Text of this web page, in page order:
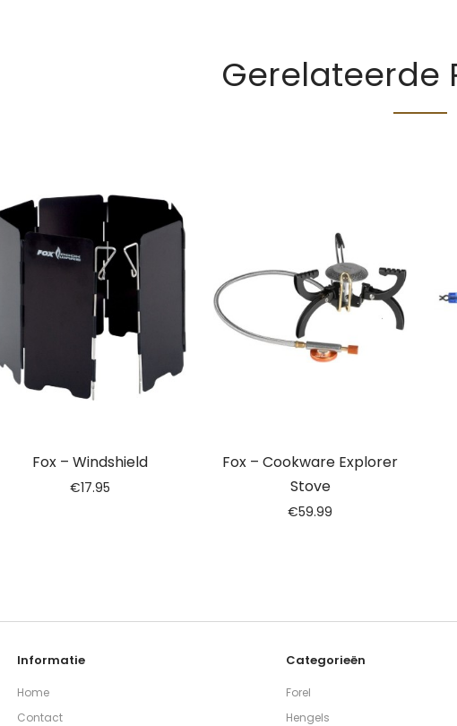
Gerelateerde
Fox – Windshield
€17.95
Fox – Cookware Explorer
Stove
€59.99
Informatie
Home
Contact
Categorieën
Forel
Hengels